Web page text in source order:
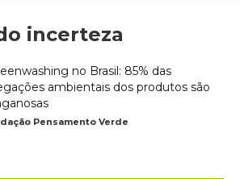
incerteza
no Brasil: 85% das
ambientais dos produtos são
Pensamento Verde